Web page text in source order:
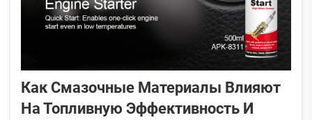
Как Смазочные Материалы Влияют
На Топливную Эффективность И